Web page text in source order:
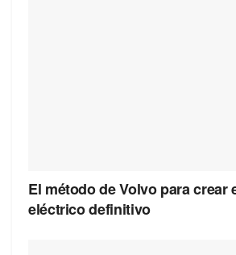
El método de Volvo para crear
eléctrico definitivo